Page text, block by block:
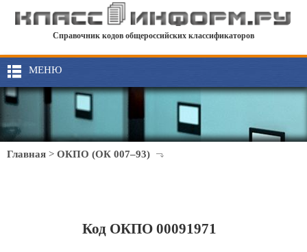
Справочник кодов общероссийских классификаторов
МЕНЮ
Главная > ОКПО (ОК 007–93)
Код ОКПО 00091971